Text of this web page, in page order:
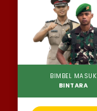
BIMBEL MASUK
BINTARA